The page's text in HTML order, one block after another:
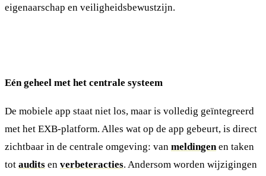
eigenaarschap en veiligheidsbewustzijn.
Eén geheel met het centrale systeem
De mobiele app staat niet los, maar is volledig geïntegreerd
met het EXB-platform. Alles wat op de app gebeurt, is direct
zichtbaar in de centrale omgeving: van meldingenen taken
tot audits en verbeteracties. Andersom worden wijzigingen